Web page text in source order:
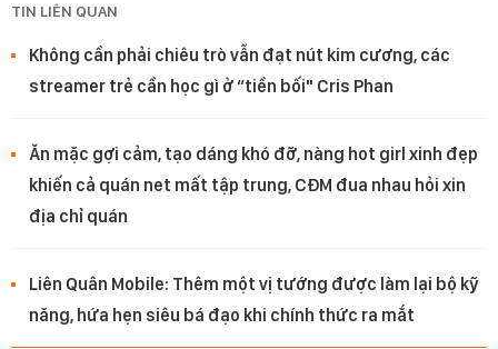
TIN LIÊN QUAN
Không cần phải chiêu trò vẫn đạt nút kim cương, các
streamer trẻ cần học gì ở “tiền bối" Cris Phan
Ăn mặc gợi cảm, tạo dáng khó đỡ, nàng hot girl xinh đẹp
khiến cả quán net mất tập trung, CĐM đua nhau hỏi xin
địa chỉ quán
Liên Quân Mobile: Thêm một vị tướng được làm lại bộ kỹ
năng, hứa hẹn siêu bá đạo khi chính thức ra mắt